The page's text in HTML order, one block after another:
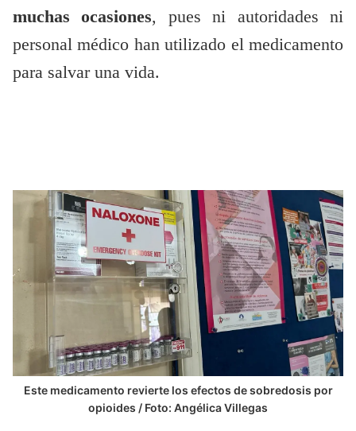
muchas ocasiones, pues ni autoridades ni
personal médico han utilizado el medicamento
para salvar una vida.
Este medicamento revierte los efectos de sobredosis por
opioides / Foto: Angélica Villegas